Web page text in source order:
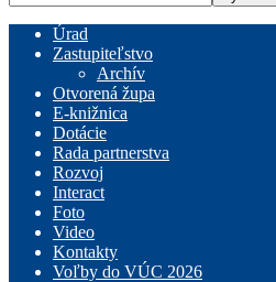
Úrad
Zastupiteľstvo
Archív
Otvorená župa
E-knižnica
Dotácie
Rada partnerstva
Rozvoj
Interact
Foto
Video
Kontakty
Voľby do VÚC 2026